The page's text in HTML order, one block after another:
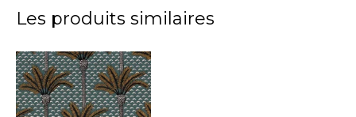
Les produits similaires